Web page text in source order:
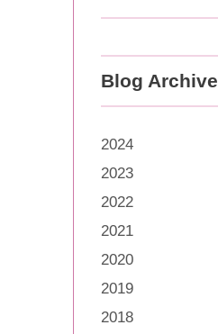
Blog Archive
2024
2023
2022
2021
2020
2019
2018